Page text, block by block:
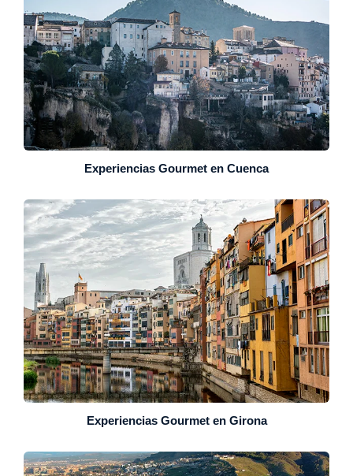
Experiencias Gourmet en Cuenca
Experiencias Gourmet en Girona